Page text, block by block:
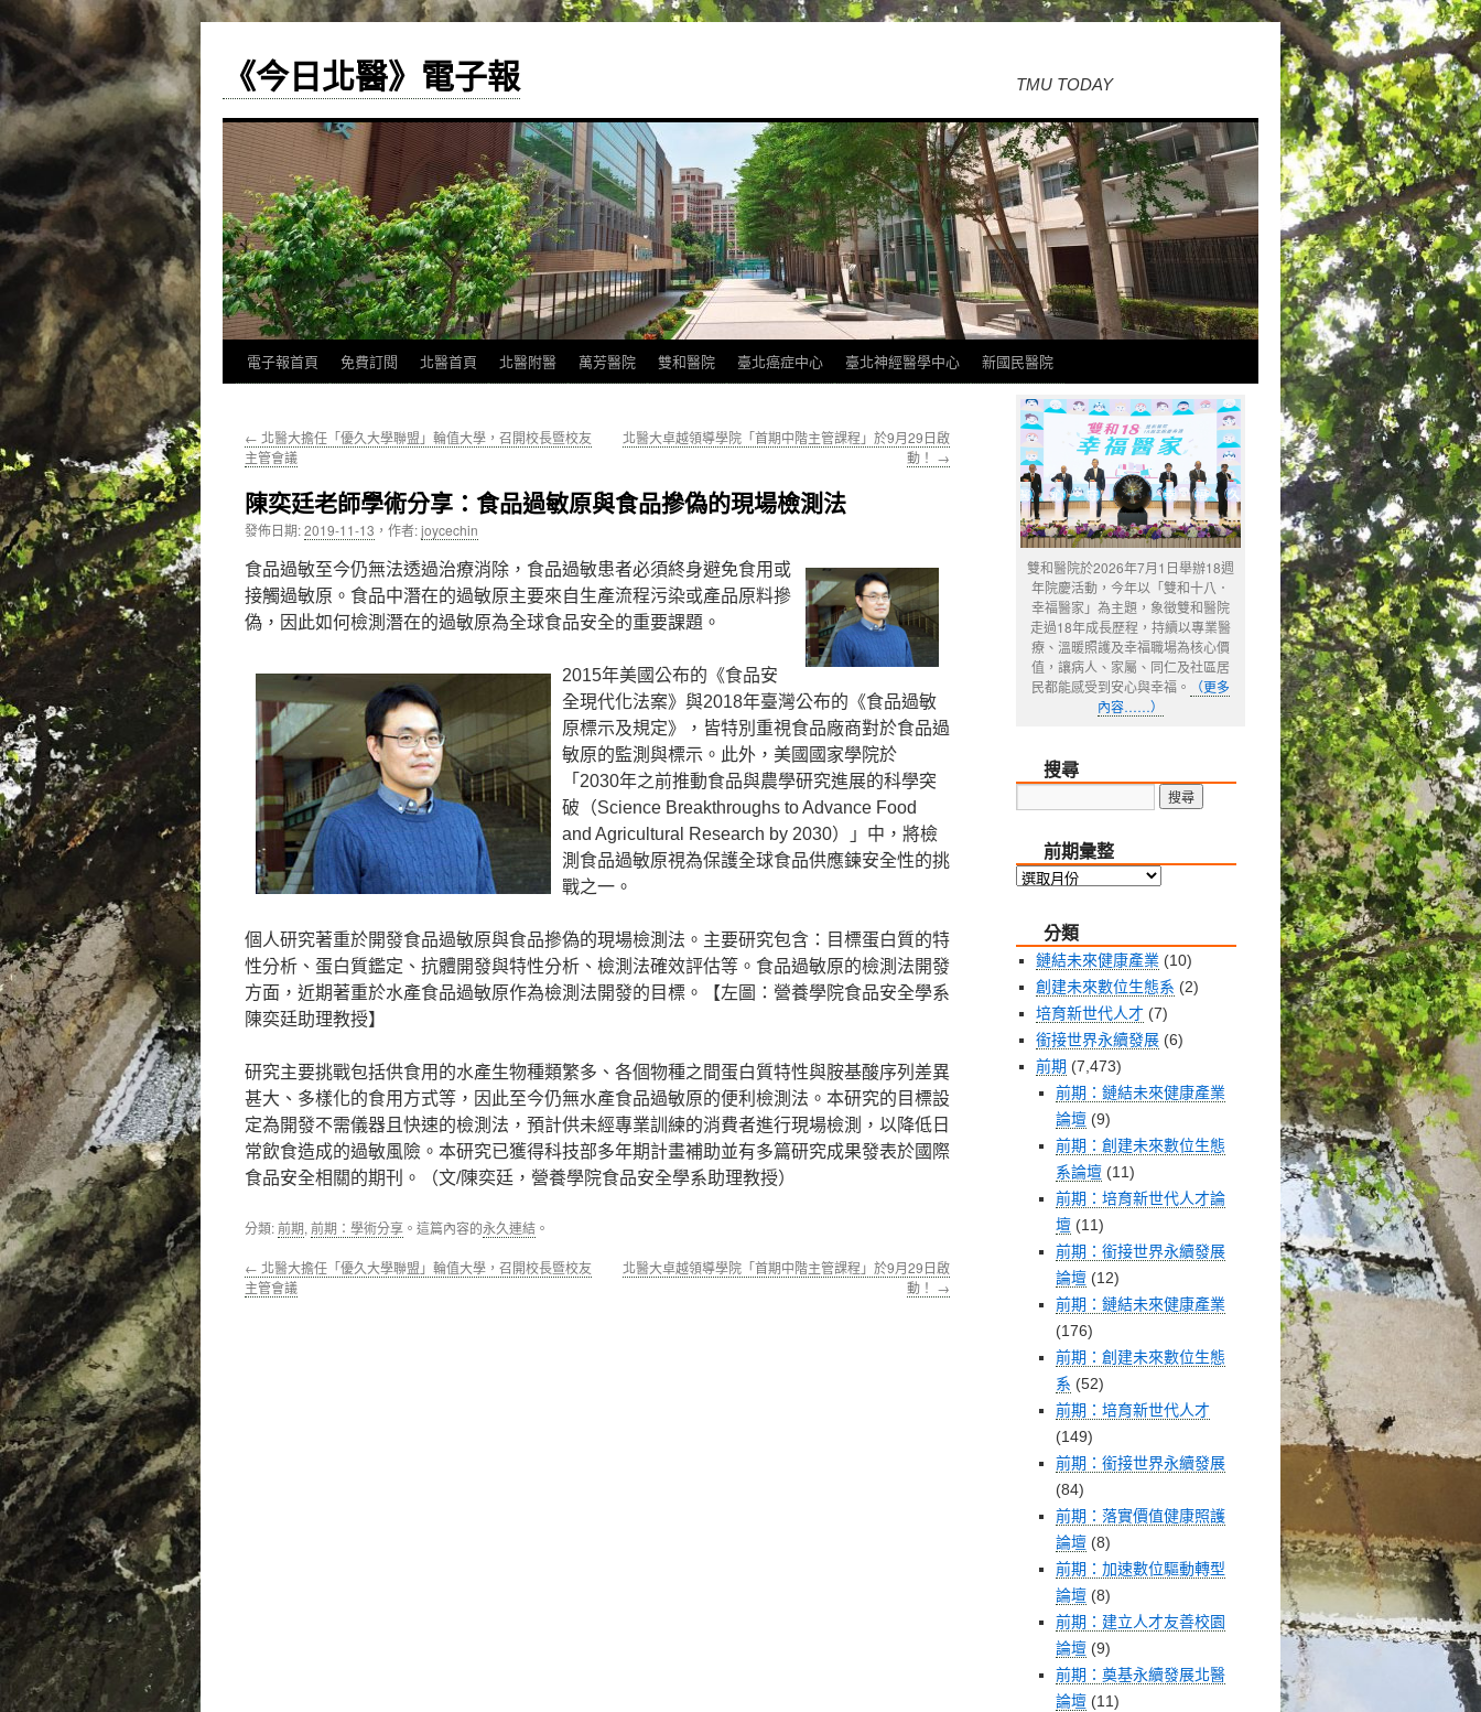
《今日北醫》電子報 TMU TODAY
跳
主
內
容
電子報首頁 免費訂閱 北醫首頁 北醫附醫 萬芳醫院 雙和醫院 臺北癌症中心 臺北神經醫學中心 新國民醫院
← 北醫大擔任「優久大學聯盟」輪值大學，召開校長暨校友
主管會議
北醫大卓越領導學院「首期中階主管課程」於9月29日啟
動！ →
陳奕廷老師學術分享：食品過敏原與食品摻偽的現場檢測法
發佈日期:2019-11-13 ， 作者:joycechin
食品過敏至今仍無法透過治療消除，食品過敏患者必須終身避免食用或
接觸過敏原。食品中潛在的過敏原主要來自生產流程污染或產品原料摻
偽，因此如何檢測潛在的過敏原為全球食品安全的重要課題。
2015年美國公布的《食品安
全現代化法案》與2018年臺灣公布的《食品過敏
原標示及規定》，皆特別重視食品廠商對於食品過
敏原的監測與標示。此外，美國國家學院於
「2030年之前推動食品與農學研究進展的科學突
破（Science Breakthroughs to Advance Food
and Agricultural Research by 2030）」中，將檢
測食品過敏原視為保護全球食品供應鍊安全性的挑
戰之一。
個人研究著重於開發食品過敏原與食品摻偽的現場檢測法。主要研究包含：目標蛋白質的特
性分析、蛋白質鑑定、抗體開發與特性分析、檢測法確效評估等。食品過敏原的檢測法開發
方面，近期著重於水產食品過敏原作為檢測法開發的目標。【左圖：營養學院食品安全學系
陳奕廷助理教授】
研究主要挑戰包括供食用的水產生物種類繁多、各個物種之間蛋白質特性與胺基酸序列差異
甚大、多樣化的食用方式等，因此至今仍無水產食品過敏原的便利檢測法。本研究的目標設
定為開發不需儀器且快速的檢測法，預計供未經專業訓練的消費者進行現場檢測，以降低日
常飲食造成的過敏風險。本研究已獲得科技部多年期計畫補助並有多篇研究成果發表於國際
食品安全相關的期刊。（文/陳奕廷，營養學院食品安全學系助理教授）
分類:前期, 前期：學術分享 。這篇內容的永久連結 。
← 北醫大擔任「優久大學聯盟」輪值大學，召開校長暨校友
主管會議
北醫大卓越領導學院「首期中階主管課程」於9月29日啟
動！ →
雙和醫院於2026年7月1日舉辦18週
年院慶活動，今年以「雙和十八．
幸福醫家」為主題，象徵雙和醫院
走過18年成長歷程，持續以專業醫
療、溫暖照護及幸福職場為核心價
值，讓病人、家屬、同仁及社區居
民都能感受到安心與幸福。
（更多
內容……）
搜尋
前期彙整
前
整
分類
鏈結未來健康產業 (10)
創建未來數位生態系 (2)
培育新世代人才 (7)
銜接世界永續發展 (6)
前期 (7,473)
前期：鏈結未來健康產業
論壇 (9)
前期：創建未來數位生態
系論壇 (11)
前期：培育新世代人才論
壇 (11)
前期：銜接世界永續發展
論壇 (12)
前期：鏈結未來健康產業
(176)
前期：創建未來數位生態
系 (52)
前期：培育新世代人才
(149)
前期：銜接世界永續發展
(84)
前期：落實價值健康照護
論壇 (8)
前期：加速數位驅動轉型
論壇 (8)
前期：建立人才友善校園
論壇 (9)
前期：奠基永續發展北醫
論壇 (11)